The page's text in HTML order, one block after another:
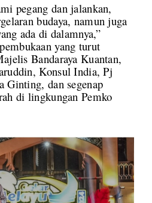
pegang dan jalankan,
budaya, namun juga
ada di dalamnya,”
yang turut
Bandaraya Kuantan,
Konsul India, Pj
Ginting, dan segenap
di lingkungan Pemko